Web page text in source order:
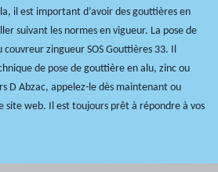
il est important d’avoir des gouttières en
suivant les normes en vigueur. La pose de
zingueur SOS Gouttières 33. Il
de pose de gouttière en alu, zinc ou
D Abzac, appelez-le dès maintenant ou
site web. Il est toujours prêt à répondre à vos